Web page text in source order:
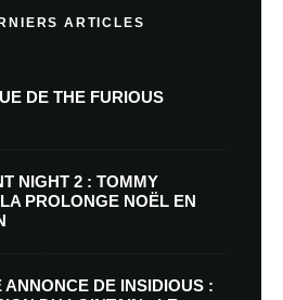
ARTICLES
DE THE FURIOUS
NIGHT 2 : TOMMY
PROLONGE NOËL EN
ANNONCE DE INSIDIOUS :